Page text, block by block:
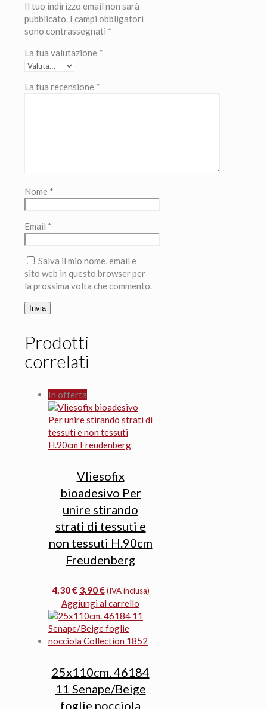
Il tuo indirizzo email non sarà
pubblicato. I campi obbligatori
sono contrassegnati *
La tua valutazione *
La tua recensione *
Nome *
Email *
Salva il mio nome, email e
sito web in questo browser per
la prossima volta che commento.
Prodotti
correlati
In offerta
Vliesofix
bioadesivo Per
unire stirando
strati di tessuti e
non tessuti H.90cm
Freudenberg
4,30€ Il
prezzo
originale
era:
4,30 €.
3,90€Il
prezzo
attuale
è:
3,90 €.
(IVA inclusa)
Aggiungi al carrello
25x110cm. 46184
11 Senape/Beige
foglie nocciola